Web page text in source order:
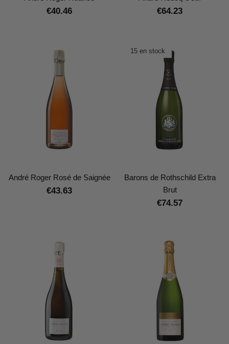
€40.46 €64.23
André Roger Rosé de Saignée
€43.63
15 en stock
Barons de Rothschild Extra
Brut
€74.57